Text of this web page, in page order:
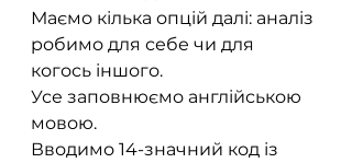
Маємо кілька опцій далі: аналіз
робимо для себе чи для
когось іншого.
Усе заповнюємо англійською
мовою.
Вводимо 14-значний код із